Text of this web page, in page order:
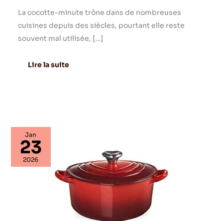
La cocotte-minute trône dans de nombreuses
cuisines depuis des siècles, pourtant elle reste
souvent mal utilisée, […]
Lire la suite
Jan
23
2026
Avis
sur
la
cocotte
cœur